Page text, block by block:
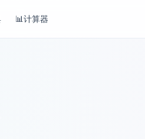
📊计算器